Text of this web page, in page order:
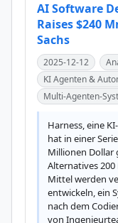
AI Software
Raises $240
Sachs
2025-12-12
KI Agenten &
Multi-Agenten-
Harness, eine
hat in einer
Millionen Dollar
Alternatives
Mittel werden
entwickeln, ein
nach dem
von